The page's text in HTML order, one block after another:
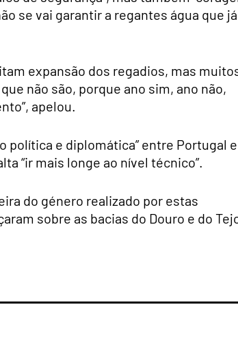
se vai garantir a regantes água que já
expansão dos regadios, mas
não são, porque ano sim, ano não,
apelou.
política e diplomática” entre Portugal e
“ir mais longe ao nível técnico”.
do género realizado por estas
sobre as bacias do Douro e do